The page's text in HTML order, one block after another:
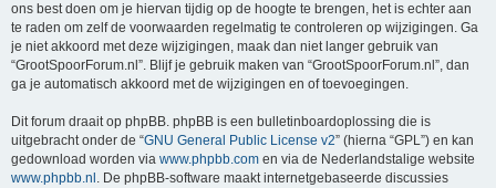
ons best doen om je hiervan tijdig op de hoogte te brengen, het is echter aan
te raden om zelf de voorwaarden regelmatig te controleren op wijzigingen. Ga
je niet akkoord met deze wijzigingen, maak dan niet langer gebruik van
“GrootSpoorForum.nl”. Blijf je gebruik maken van “GrootSpoorForum.nl”, dan
ga je automatisch akkoord met de wijzigingen en of toevoegingen.
Dit forum draait op phpBB. phpBB is een bulletinboardoplossing die is
uitgebracht onder de “GNU General Public License v2” (hierna “GPL”) en kan
gedownload worden via www.phpbb.com en via de Nederlandstalige website
www.phpbb.nl . De phpBB-software maakt internetgebaseerde discussies